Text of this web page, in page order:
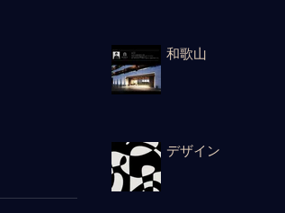
和歌山
デザイン